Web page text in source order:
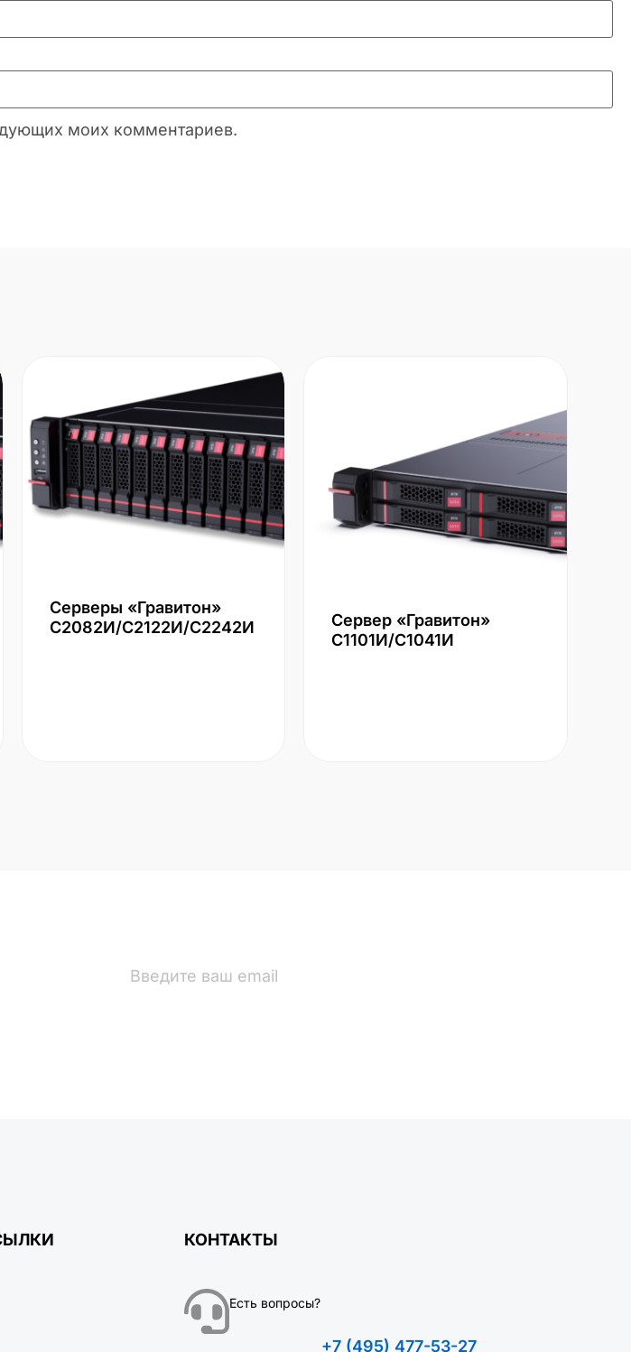
моих комментариев.
Серверы «Гравитон»
С2082И/С2122И/С2242И
Сервер «Гравитон»
С1101И/С1041И
КОНТАКТЫ
Есть вопросы?
+7 (495) 477-53-27